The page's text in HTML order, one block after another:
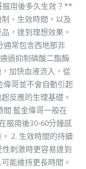
服用後多久生效？**
、生效時間，以及
，達到理想效果。
通常包含西地那非
過抑制磷酸二酯酶
加快血液流入，從
偉哥並不會自動引起
反應的生理基礎。
間 藍金偉哥一般在
服用後30-60分鐘感
2. 生效時間的持續
刺激時更容易達到
能維持更長時間。